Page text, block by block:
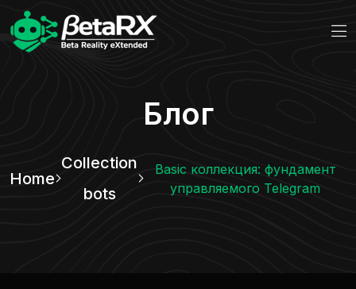
Блог
Home
Collection
bots
Basic коллекция: фундамент
управляемого Telegram